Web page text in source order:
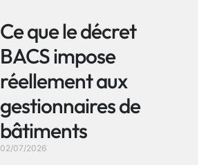
Ce que le décret
BACS impose
réellement aux
gestionnaires de
bâtiments
02/07/2026